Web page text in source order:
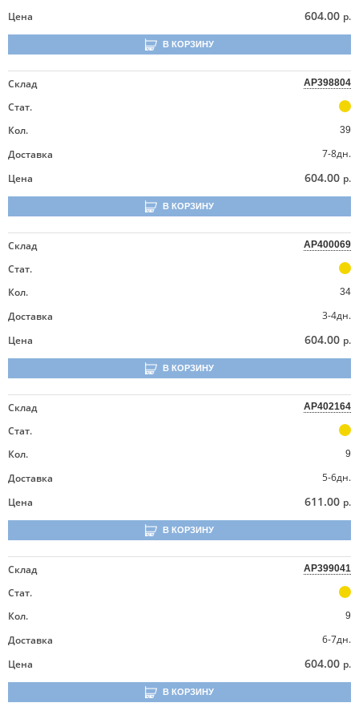
Цена
604.00 р.
В КОРЗИНУ
Склад AP398804
Стат.
Кол.
39
Доставка
7-8дн.
Цена
604.00 р.
В КОРЗИНУ
Склад AP400069
Стат.
Кол.
34
Доставка
3-4дн.
Цена
604.00 р.
В КОРЗИНУ
Склад AP402164
Стат.
Кол.
9
Доставка
5-6дн.
Цена
611.00 р.
В КОРЗИНУ
Склад AP399041
Стат.
Кол.
9
Доставка
6-7дн.
Цена
604.00 р.
В КОРЗИНУ